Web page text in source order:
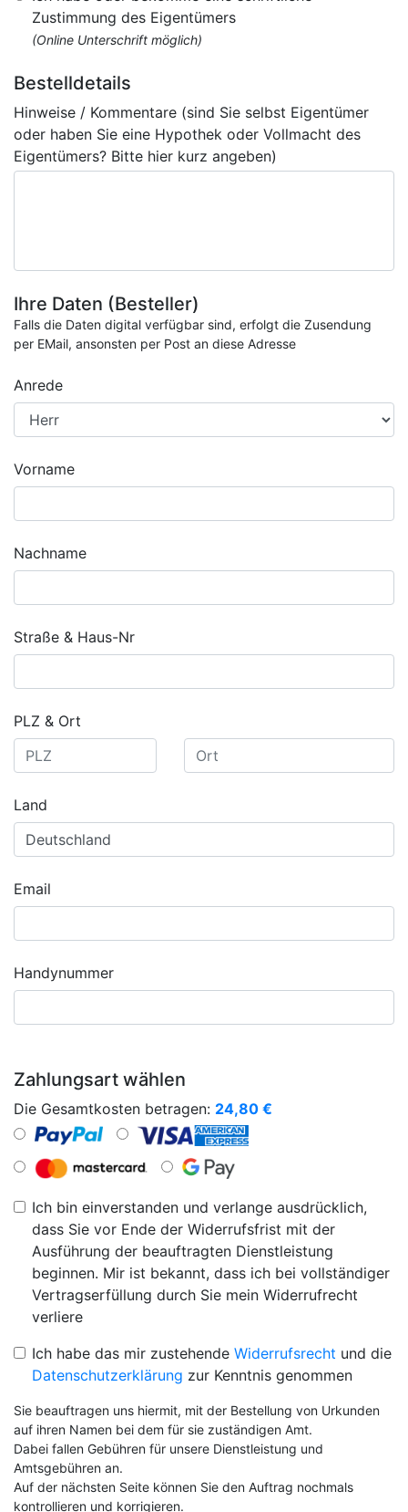
Zustimmung des Eigentümers
(Online Unterschrift möglich)
Bestelldetails
Hinweise / Kommentare (sind Sie selbst Eigentümer
oder haben Sie eine Hypothek oder Vollmacht des
Eigentümers? Bitte hier kurz angeben)
Ihre Daten (Besteller)
Falls die Daten digital verfügbar sind, erfolgt die Zusendung
per EMail, ansonsten per Post an diese Adresse
Anrede
Vorname
Nachname
Straße & Haus-Nr
PLZ & Ort
Land
Email
Handynummer
Zahlungsart wählen
Die Gesamtkosten betragen: 24,80 €
Ich bin einverstanden und verlange ausdrücklich,
dass Sie vor Ende der Widerrufsfrist mit der
Ausführung der beauftragten Dienstleistung
beginnen. Mir ist bekannt, dass ich bei vollständiger
Vertragserfüllung durch Sie mein Widerrufrecht
verliere
Ich habe das mir zustehende Widerrufsrecht und die
Datenschutzerklärung zur Kenntnis genommen
Sie beauftragen uns hiermit, mit der Bestellung von Urkunden
auf ihren Namen bei dem für sie zuständigen Amt.
Dabei fallen Gebühren für unsere Dienstleistung und
Amtsgebühren an.
Auf der nächsten Seite können Sie den Auftrag nochmals
kontrollieren und korrigieren.